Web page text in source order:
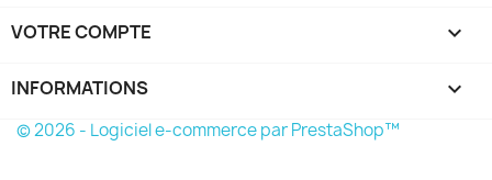
VOTRE COMPTE 
INFORMATIONS keyboard_arrow_down
© 2026 - Logiciel e-commerce par PrestaShop™